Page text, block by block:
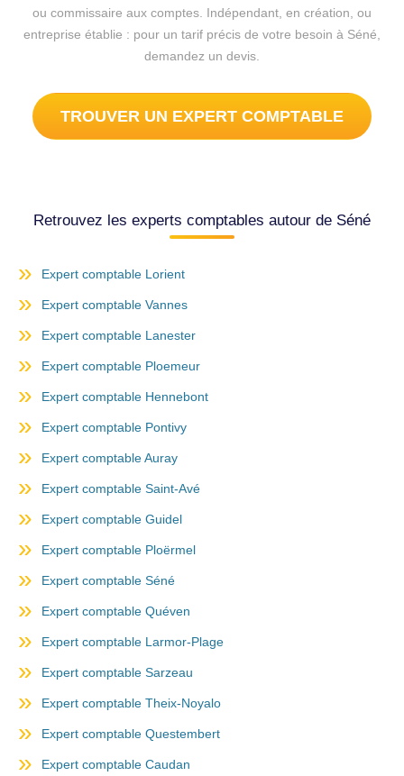
ou commissaire aux comptes. Indépendant, en création, ou
entreprise établie : pour un tarif précis de votre besoin à Séné,
demandez un devis.
TROUVER UN EXPERT COMPTABLE
Retrouvez les experts comptables autour de Séné
Expert comptable Lorient
Expert comptable Vannes
Expert comptable Lanester
Expert comptable Ploemeur
Expert comptable Hennebont
Expert comptable Pontivy
Expert comptable Auray
Expert comptable Saint-Avé
Expert comptable Guidel
Expert comptable Ploërmel
Expert comptable Séné
Expert comptable Quéven
Expert comptable Larmor-Plage
Expert comptable Sarzeau
Expert comptable Theix-Noyalo
Expert comptable Questembert
Expert comptable Caudan